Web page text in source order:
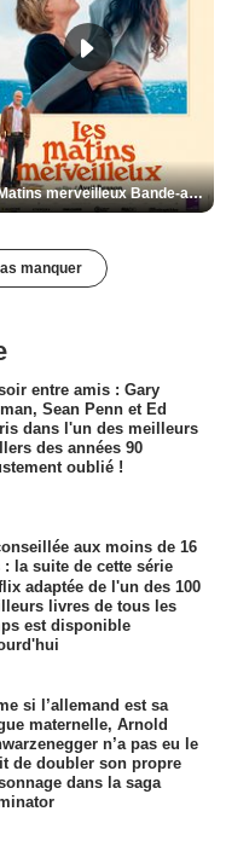
Les Matins merveilleux Bande-annonce VF
manquer
entre amis : Gary
Sean Penn et Ed
dans l'un des meilleurs
des années 90
oublié !
aux moins de 16
: la suite de cette série
adaptée de l'un des 100
livres de tous les
est disponible
si l’allemand est sa
maternelle, Arnold
n’a pas eu le
de doubler son propre
dans la saga